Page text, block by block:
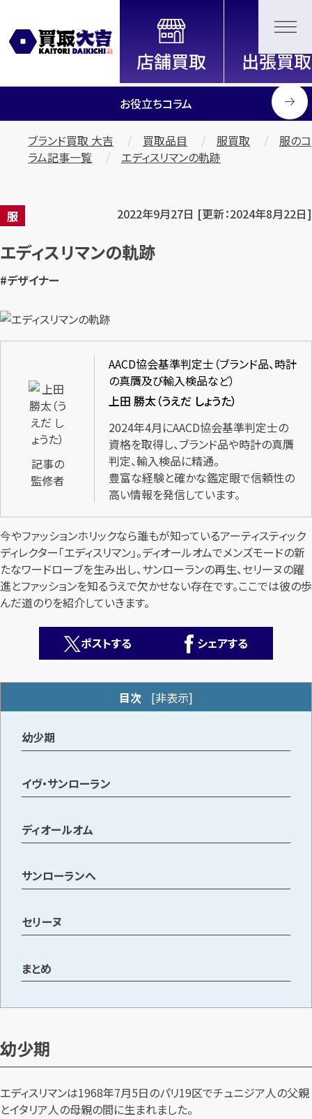
全国2200店舗以上展開中！
信頼と実績の買取専門店「買取大
吉」
カンタン無料
まずはお電話で無料査定
【総合受付】24時間・年中無休(年末年始除く)
お役立ちコラム
ブランド買取 大吉 買取品目 服買取
服のコ
ラム記事一覧
エディスリマンの軌跡
服 2022年9月27日 [更新：2024年8月22日]
エディスリマンの軌跡
#デザイナー
記事の
監修者
AACD協会基準判定士（ブランド品、時計
の真贋及び輸入検品など）
上田 勝太（うえだ しょうた）
2024年4月にAACD協会基準判定士の
資格を取得し、ブランド品や時計の真贋
判定、輸入検品に精通。
豊富な経験と確かな鑑定眼で信頼性の
高い情報を発信しています。
今やファッションホリックなら誰もが知っているアーティスティック
ディレクター「エディスリマン」。ディオールオムでメンズモードの新
たなワードローブを生み出し、サンローランの再生、セリーヌの躍
進とファッションを知るうえで欠かせない存在です。ここでは彼の歩
んだ道のりを紹介していきます。
ポストする シェアする
目次 [非表示]
幼少期
イヴ・サンローラン
ディオールオム
サンローランへ
セリーヌ
まとめ
幼少期
エディスリマンは1968年7月5日のパリ19区でチュニジア人の父親
とイタリア人の母親の間に生まれました。